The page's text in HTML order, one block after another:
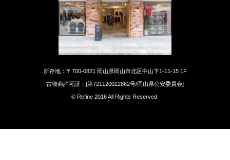
所存地：〒700-0821 岡山県岡山市北区中山下1-11-15 1F
古物商許可証：[第721120022862号/岡山県公安委員会]
© Refine 2016 All Rights Reserved.